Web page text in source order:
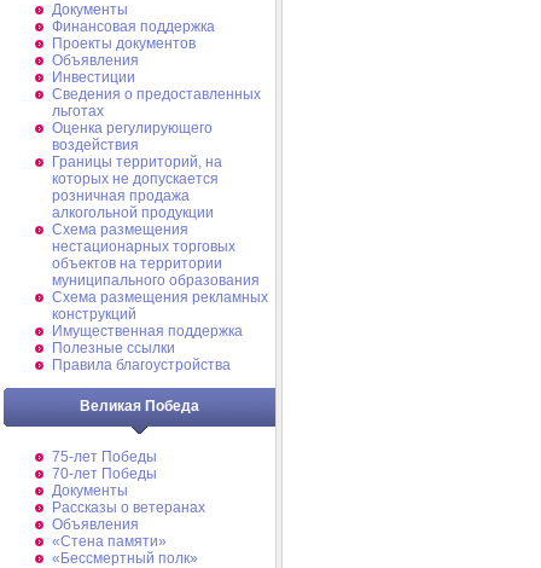
Документы
Финансовая поддержка
Проекты документов
Объявления
Инвестиции
Сведения о предоставленных
льготах
Оценка регулирующего
воздействия
Границы территорий, на
которых не допускается
розничная продажа
алкогольной продукции
Схема размещения
нестационарных торговых
объектов на территории
муниципального образования
Схема размещения рекламных
конструкций
Имущественная поддержка
Полезные ссылки
Правила благоустройства
Великая Победа
75-лет Победы
70-лет Победы
Документы
Рассказы о ветеранах
Объявления
«Стена памяти»
«Бессмертный полк»